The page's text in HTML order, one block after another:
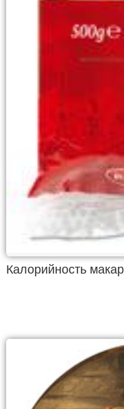
Калорийность